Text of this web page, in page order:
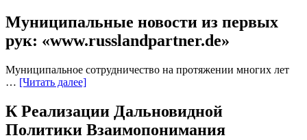
Муниципальные новости из первых
рук: «www.russlandpartner.de»
Муниципальное сотрудничество на протяжении многих лет
… [Читать далее]
К Реализации Дальновидной
Политики Взаимопонимания